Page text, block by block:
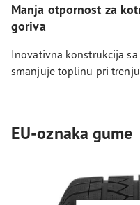
Manja otpornost za
goriva
Inovativna konstrukcija
smanjuje toplinu pri trenju
EU-oznaka gume